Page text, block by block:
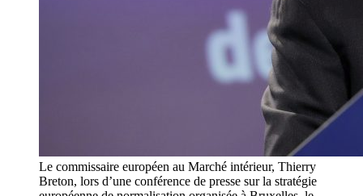
Le commissaire européen au Marché intérieur, Thierry
Breton, lors d’une conférence de presse sur la stratégie